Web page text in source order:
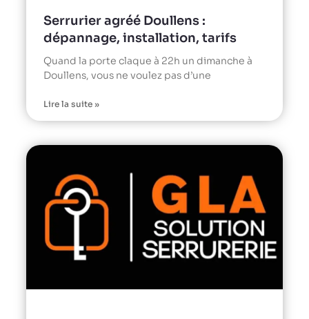
Serrurier agréé Doullens :
dépannage, installation, tarifs
Quand la porte claque à 22h un dimanche à
Doullens, vous ne voulez pas d’une
Lire la suite »